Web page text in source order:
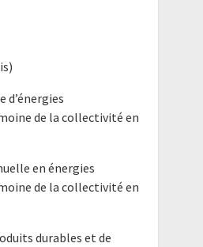
d’énergies
de la collectivité en
en énergies
de la collectivité en
durables et de